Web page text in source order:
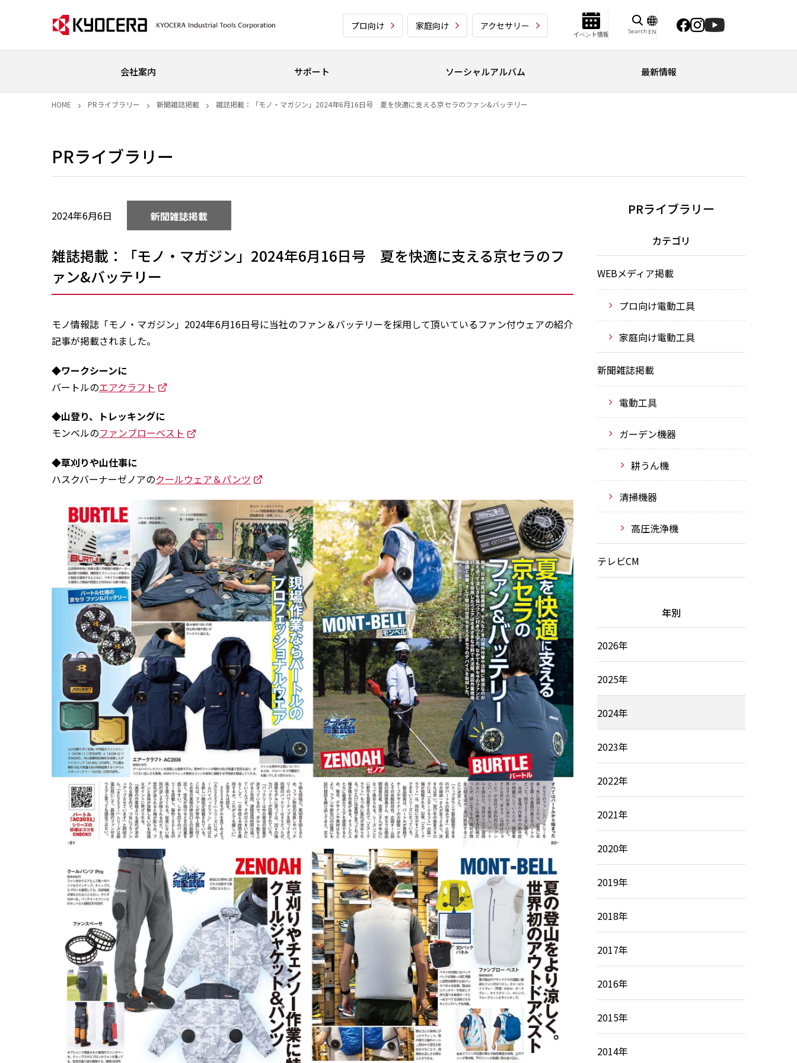
プロ向け 家庭向け アクセサリー
イベント情報 Search EN
会社案内 サポート ソーシャルアルバム 最新情報
HOME PRライブラリー 新聞雑誌掲載 雑誌掲載：「モノ・マガジン」2024年6月16日号 夏を快適に支える京セラのファン&バッテリー
PRライブラリー
2024年6月6日 新聞雑誌掲載
雑誌掲載：「モノ・マガジン」2024年6月16日号 夏を快適に支える京セラのフ
ァン&バッテリー
モノ情報誌「モノ・マガジン」2024年6月16日号に当社のファン＆バッテリーを採用して頂いているファン付ウェアの紹介
記事が掲載されました。
◆ワークシーンに
バートルのエアクラフト
◆山登り、トレッキングに
モンベルのファンブローベスト
◆草刈りや山仕事に
ハスクバーナーゼノアのクールウェア＆パンツ
PRライブラリー
カテゴリ
WEBメディア掲載
プロ向け電動工具
家庭向け電動工具
新聞雑誌掲載
電動工具
ガーデン機器
耕うん機
清掃機器
高圧洗浄機
テレビCM
年別
2026年
2025年
2024年
2023年
2022年
2021年
2020年
2019年
2018年
2017年
2016年
2015年
2014年